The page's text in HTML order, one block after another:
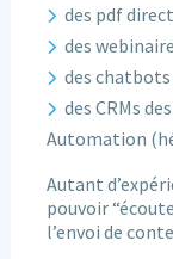
des pdf
des
des
des CRMs
Automation
Autant
pouvoir
l’envoi de